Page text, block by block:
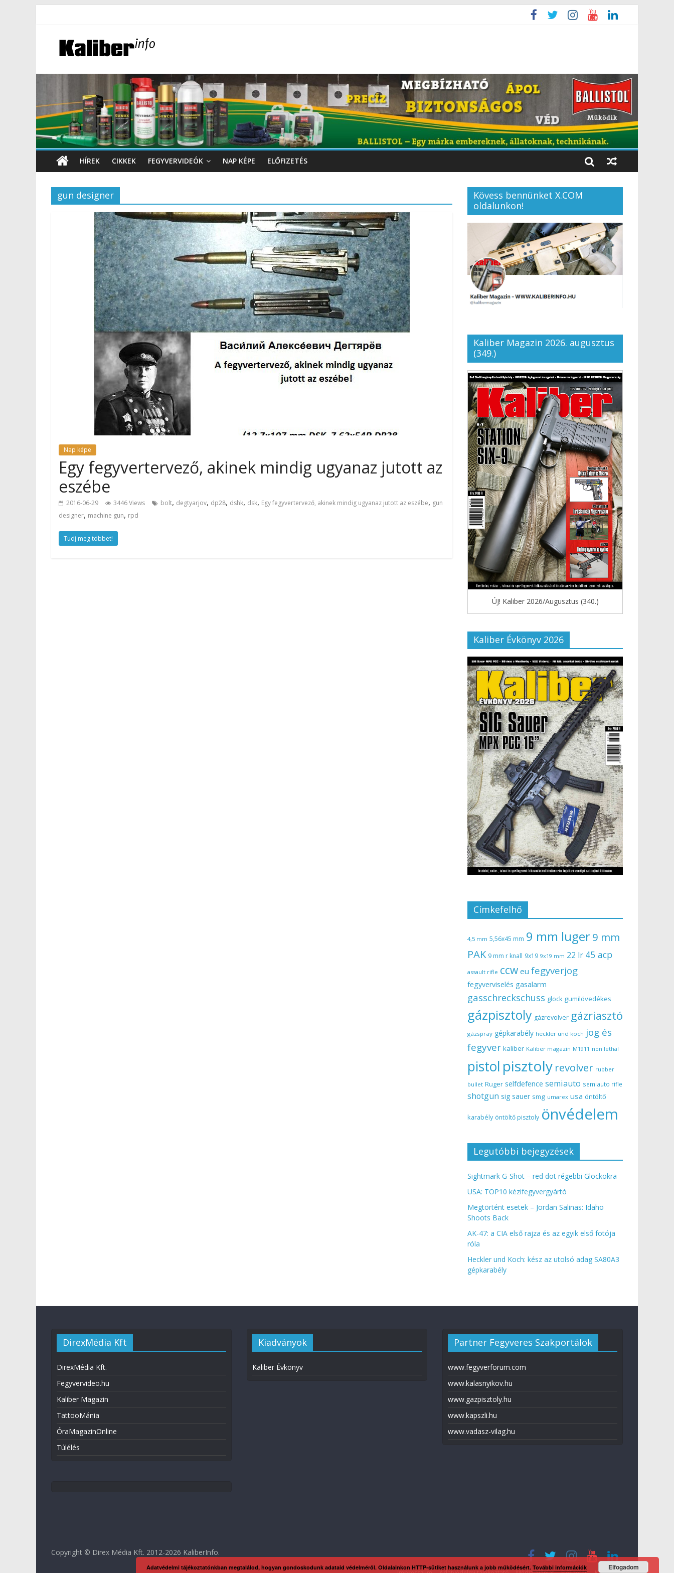
HÍREK CIKKEK FEGYVERVIDEÓK NAP KÉPE ELŐFIZETÉS
gun designer
Nap képe
Egy fegyvertervező, akinek mindig ugyanaz jutott az
eszébe
2016-06-29 3446 Views bolt, degtyarjov, dp28, dshk, dsk, Egy fegyvertervező, akinek mindig ugyanaz jutott az eszébe, gun
designer, machine gun, rpd
Tudj meg többet!
Kövess bennünket X.COM
oldalunkon!
Kaliber Magazin 2026. augusztus
(349.)
ÚJ! Kaliber 2026/Augusztus (340.)
Kaliber Évkönyv 2026
Címkefelhő
4,5 mm 5,56x45 mm 9 mm luger9 mm
PAK 9 mm r knall 9x19 9x19 mm 22 lr 45 acp
assault rifle ccw eu fegyverjog
fegyverviselés gasalarm
gasschreckschuss glock gumilövedékes
gázpisztoly gázrevolver gázriasztó
gázspray gépkarabély heckler und koch jog és
fegyver kaliber Kaliber magazin M1911 non lethal
pistol pisztoly revolver rubber
bullet Ruger selfdefence semiauto semiauto rifle
shotgun sig sauer smg umarex usa öntöltő
karabély öntöltő pisztoly önvédelem
Legutóbbi bejegyzések
Sightmark G-Shot – red dot régebbi Glockokra
USA: TOP10 kézifegyvergyártó
Megtörtént esetek – Jordan Salinas: Idaho
Shoots Back
AK-47: a CIA első rajza és az egyik első fotója
róla
Heckler und Koch: kész az utolsó adag SA80A3
gépkarabély
DirexMédia Kft
DirexMédia Kft.
Fegyvervideo.hu
Kaliber Magazin
TattooMánia
ÓraMagazinOnline
Túlélés
Kiadványok
Kaliber Évkönyv
Partner Fegyveres Szakportálok
www.fegyverforum.com
www.kalasnyikov.hu
www.gazpisztoly.hu
www.kapszli.hu
www.vadasz-vilag.hu
Copyright © Direx Média Kft. 2012-2026 KaliberInfo.
Adatvédelmi tájékoztatónkban megtalálod, hogyan gondoskodunk adataid védelméről. Oldalainkon HTTP-sütiket használunk a jobb működésért. További információk Elfogadom